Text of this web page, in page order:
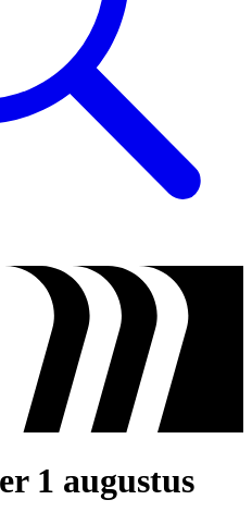
1 augustus